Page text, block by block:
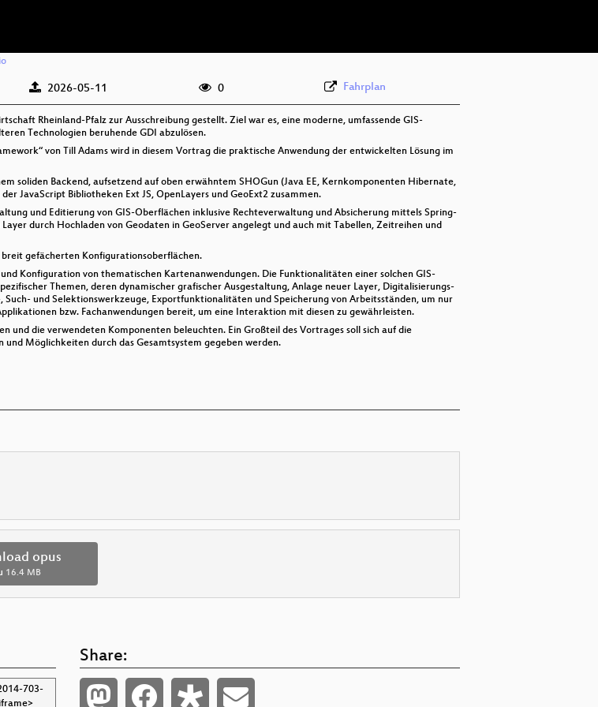
2026-05-11 0 Fahrplan
Rheinland-Pfalz zur Ausschreibung gestellt. Ziel war es, eine moderne, umfassende GIS-
Technologien beruhende GDI abzulösen.
von Till Adams wird in diesem Vortrag die praktische Anwendung der entwickelten Lösung im
soliden Backend, aufsetzend auf oben erwähntem SHOGun (Java EE, Kernkomponenten Hibernate,
JavaScript Bibliotheken Ext JS, OpenLayers und GeoExt2 zusammen.
und Editierung von GIS-Oberflächen inklusive Rechteverwaltung und Absicherung mittels Spring-
durch Hochladen von Geodaten in GeoServer angelegt und auch mit Tabellen, Zeitreihen und
gefächerten Konfigurationsoberflächen.
Konfiguration von thematischen Kartenanwendungen. Die Funktionalitäten einer solchen GIS-
Themen, deren dynamischer grafischer Ausgestaltung, Anlage neuer Layer, Digitalisierungs-
und Selektionswerkzeuge, Exportfunktionalitäten und Speicherung von Arbeitsständen, um nur
bzw. Fachanwendungen bereit, um eine Interaktion mit diesen zu gewährleisten.
die verwendeten Komponenten beleuchten. Ein Großteil des Vortrages soll sich auf die
Möglichkeiten durch das Gesamtsystem gegeben werden.
opus
16.4 MB
Share: